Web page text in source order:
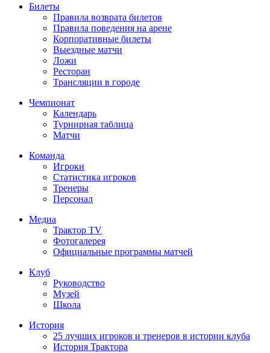
Билеты
Правила возврата билетов
Правила поведения на арене
Корпоративные билеты
Выездные матчи
Ложи
Ресторан
Трансляции в городе
Чемпионат
Календарь
Турнирная таблица
Матчи
Команда
Игроки
Статистика игроков
Тренеры
Персонал
Медиа
Трактор TV
Фотогалерея
Официальные программы матчей
Клуб
Руководство
Музей
Школа
История
25 лучших игроков и тренеров в истории клуба
История Трактора